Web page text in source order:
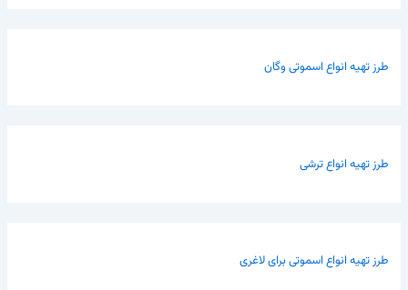
طرز تهیه انواع اسموتی وگان
طرز تهیه انواع ترشی
طرز تهیه انواع اسموتی برای لاغری